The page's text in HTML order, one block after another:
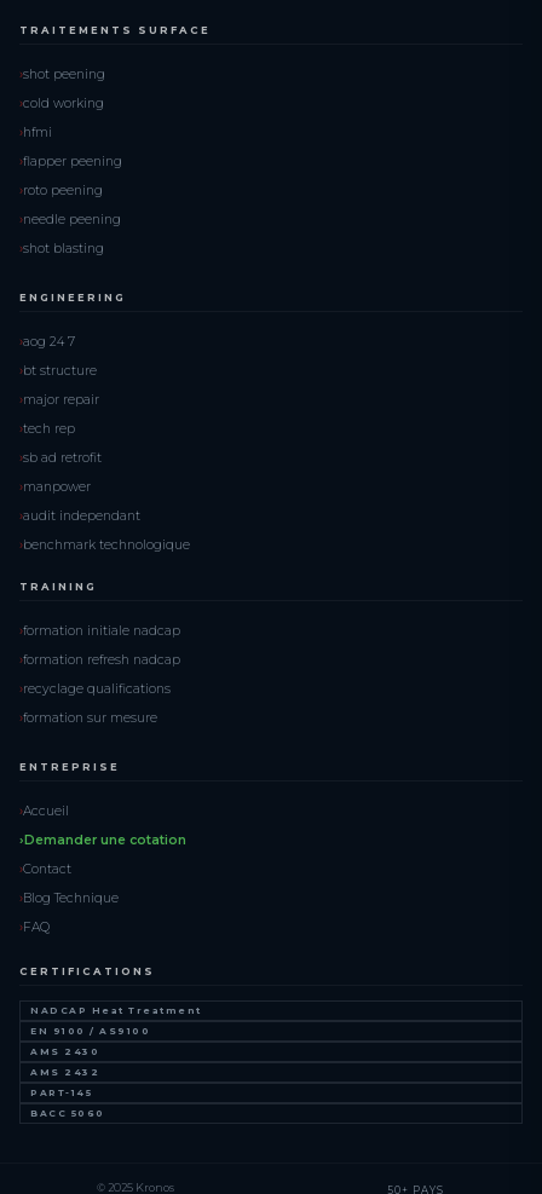
TRAITEMENTS SURFACE
shot peening
cold working
hfmi
flapper peening
roto peening
needle peening
shot blasting
ENGINEERING
aog 24 7
bt structure
major repair
tech rep
sb ad retrofit
manpower
audit independant
benchmark technologique
TRAINING
formation initiale nadcap
formation refresh nadcap
recyclage qualifications
formation sur mesure
ENTREPRISE
Accueil
Demander une cotation
Contact
Blog Technique
FAQ
CERTIFICATIONS
NADCAP Heat Treatment
EN 9100 / AS9100
AMS 2430
AMS 2432
PART-145
BACC 5060
© 2025 Kronos 50+ PAYS